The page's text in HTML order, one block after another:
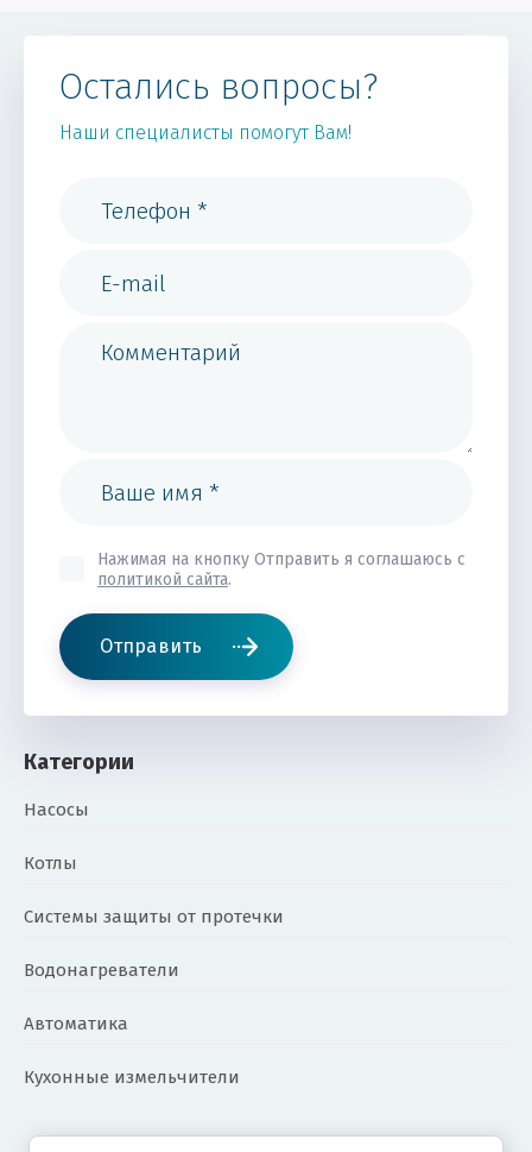
Остались вопросы?
Наши специалисты помогут Вам!
Нажимая на кнопку Отправить я соглашаюсь с
политикой сайта.
Отправить
Категории
Насосы
Котлы
Системы защиты от протечки
Водонагреватели
Автоматика
Кухонные измельчители